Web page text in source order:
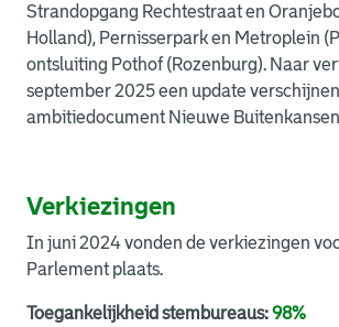
Strandopgang Rechtestraat en
Holland), Pernisserpark en Metroplein
ontsluiting Pothof (Rozenburg). Naar
september 2025 een update
ambitiedocument Nieuwe
Verkiezingen
In juni 2024 vonden de verkiezingen
Parlement plaats.
Toegankelijkheid stembureaus:98%